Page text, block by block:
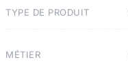
TYPE DE PRODUIT
MÉTIER